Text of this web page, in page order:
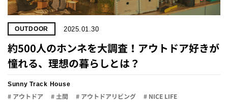
OUTDOOR 2025.01.30
約500人のホンネを大調査！アウトドア好きが
憧れる、理想の暮らしとは？
Sunny Track House
# アウトドア # 土間 # アウトドアリビング # NICE LIFE